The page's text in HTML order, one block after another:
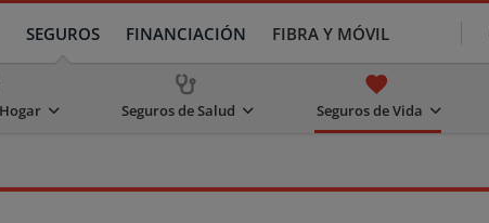
SEGUROS FINANCIACIÓN FIBRA Y MÓVIL
Seguros de Salud Seguros de Vida